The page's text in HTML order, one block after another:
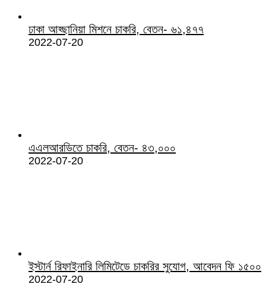
ঢাকা আহ্ছানিয়া মিশনে চাকরি, বেতন- ৬১,৪৭৭
2022-07-20
এএলআরডিতে চাকরি, বেতন- ৪৩,০০০
2022-07-20
ইস্টার্ন রিফাইনারি লিমিটেডে চাকরির সুযোগ, আবেদন ফি ১৫০০
2022-07-20